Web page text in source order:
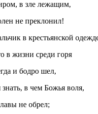
в зле лежащим,
не преклонил!
в крестьянской
в жизни среди горя
и бодро шел,
в чем Божья воля,
не обрел;